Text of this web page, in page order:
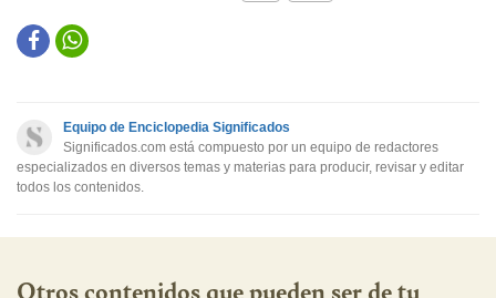
Este contenido contiene información incorrecta
Otro
Equipo de Enciclopedia Significados
Significados.com está compuesto por un equipo de redactores
especializados en diversos temas y materias para producir, revisar y editar
todos los contenidos.
Otros contenidos que pueden ser de tu